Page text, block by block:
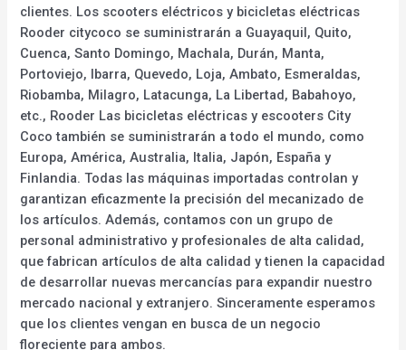
clientes. Los scooters eléctricos y bicicletas eléctricas
Rooder citycoco se suministrarán a Guayaquil, Quito,
Cuenca, Santo Domingo, Machala, Durán, Manta,
Portoviejo, Ibarra, Quevedo, Loja, Ambato, Esmeraldas,
Riobamba, Milagro, Latacunga, La Libertad, Babahoyo,
etc., Rooder Las bicicletas eléctricas y escooters City
Coco también se suministrarán a todo el mundo, como
Europa, América, Australia, Italia, Japón, España y
Finlandia. Todas las máquinas importadas controlan y
garantizan eficazmente la precisión del mecanizado de
los artículos. Además, contamos con un grupo de
personal administrativo y profesionales de alta calidad,
que fabrican artículos de alta calidad y tienen la capacidad
de desarrollar nuevas mercancías para expandir nuestro
mercado nacional y extranjero. Sinceramente esperamos
que los clientes vengan en busca de un negocio
floreciente para ambos.